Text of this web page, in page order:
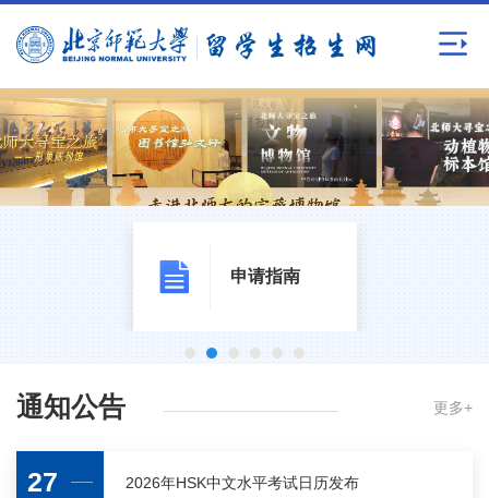
申请指南
通知公告 更多+
27 2026年HSK中文水平考试日历发布